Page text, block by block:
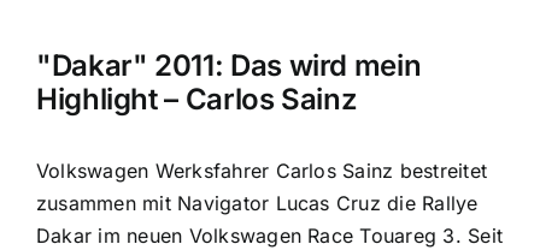
"Dakar" 2011: Das wird mein
Highlight – Carlos Sainz
Volkswagen Werksfahrer Carlos Sainz bestreitet
zusammen mit Navigator Lucas Cruz die Rallye
Dakar im neuen Volkswagen Race Touareg 3. Seit